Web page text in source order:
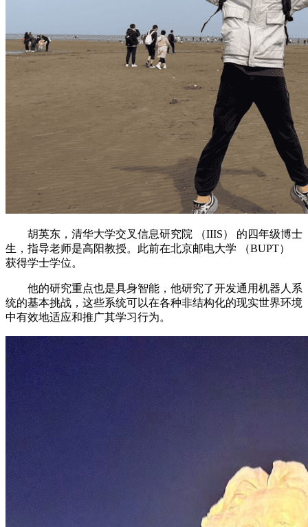
胡英东，清华大学交叉信息研究院 （IIIS） 的四年级博士
生，指导老师是高阳教授。此前在北京邮电大学 （BUPT）
获得学士学位。
他的研究重点也是具身智能，他研究了开发通用机器人系
统的基本挑战，这些系统可以在各种非结构化的现实世界环境
中有效地适应和推广其学习行为。